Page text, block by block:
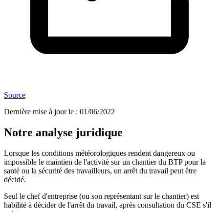
Source
Dernière mise à jour le : 01/06/2022
Notre analyse juridique
Lorsque les conditions météorologiques rendent dangereux ou
impossible le maintien de l'activité sur un chantier du BTP pour la
santé ou la sécurité des travailleurs, un arrêt du travail peut être
décidé.
Seul le chef d'entreprise (ou son représentant sur le chantier) est
habilité à décider de l'arrêt du travail, après consultation du CSE s'il